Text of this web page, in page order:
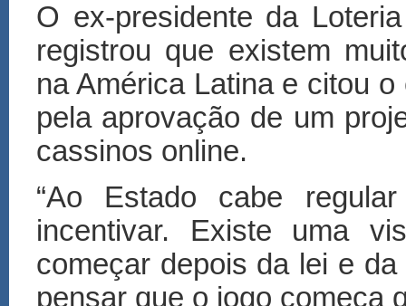
O ex-presidente da
registrou que existem
na América Latina e citou
pela aprovação de um
cassinos online.
“Ao Estado cabe
incentivar. Existe uma vis
começar depois da lei e
pensar que o jogo começa